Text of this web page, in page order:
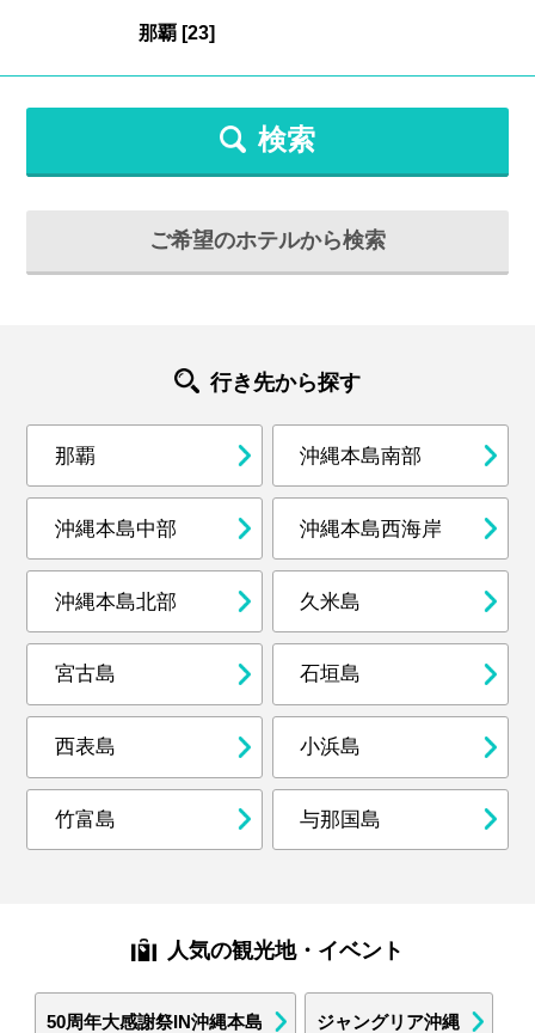
検索
ご希望のホテルから検索
行き先から探す
那覇 沖縄本島南部
沖縄本島中部 沖縄本島西海岸
沖縄本島北部 久米島
宮古島 石垣島
西表島 小浜島
竹富島 与那国島
人気の観光地・イベント
50周年大感謝祭IN沖縄本島 ジャングリア沖縄